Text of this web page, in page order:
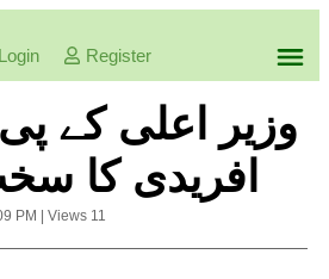
Login Register
وزیر اعلی کے
افریدی کا
PM Views 11